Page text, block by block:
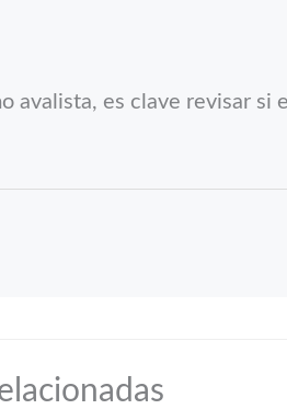
avalista, es clave revisar